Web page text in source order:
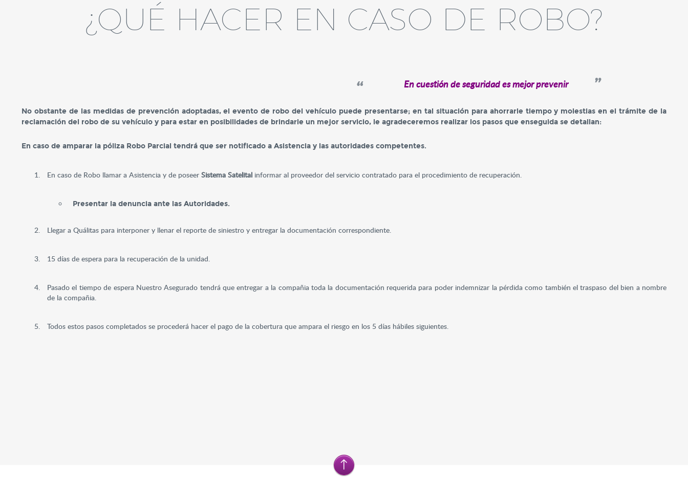
Quálitas en breve
Conducto Vial Quálitas
¿QUÉ HACER EN CASO DE ROBO?
En cuestión de seguridad es mejor prevenir
No obstante de las medidas de prevención adoptadas, el evento de robo del vehículo puede presentarse; en tal situación para ahorrarle tiempo y molestias en el trámite de la
reclamación del robo de su vehículo y para estar en posibilidades de brindarle un mejor servicio, le agradeceremos realizar los pasos que enseguida se detallan:
En caso de amparar la póliza Robo Parcial tendrá que ser notificado a Asistencia y las autoridades competentes.
En caso de Robo llamar a Asistencia y de poseer Sistema Satelital informar al proveedor del servicio contratado para el procedimiento de recuperación.
Presentar la denuncia ante las Autoridades.
Llegar a Quálitas para interponer y llenar el reporte de siniestro y entregar la documentación correspondiente.
15 días de espera para la recuperación de la unidad.
Pasado el tiempo de espera Nuestro Asegurado tendrá que entregar a la compañia toda la documentación requerida para poder indemnizar la pérdida como también el traspaso del bien a nombre
de la compañia.
Todos estos pasos completados se procederá hacer el pago de la cobertura que ampara el riesgo en los 5 días hábiles siguientes.